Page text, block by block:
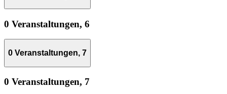
0 Veranstaltungen, 6
0 Veranstaltungen, 7
0 Veranstaltungen, 7